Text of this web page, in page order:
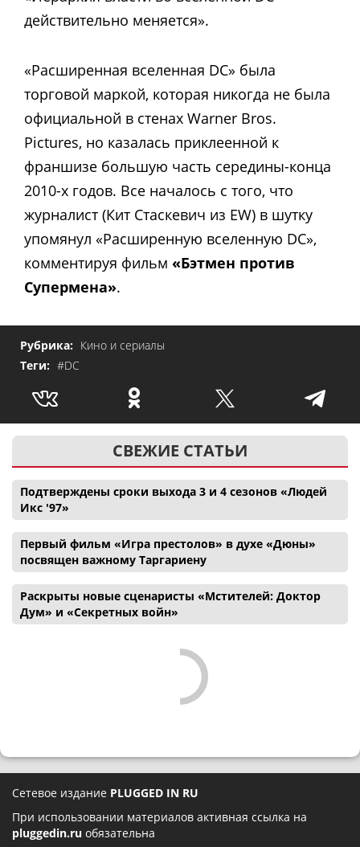
действительно меняется».
«Расширенная вселенная DC» была
торговой маркой, которая никогда не была
официальной в стенах Warner Bros.
Pictures, но казалась приклеенной к
франшизе большую часть середины-конца
2010-х годов. Все началось с того, что
журналист (Кит Стаскевич из EW) в шутку
упомянул «Расширенную вселенную DC»,
комментируя фильм «Бэтмен против
Супермена».
Рубрика: Кино и сериалы
Теги: #DC
СВЕЖИЕ СТАТЬИ
Подтверждены сроки выхода 3 и 4 сезонов «Людей
Икс '97»
Первый фильм «Игра престолов» в духе «Дюны»
посвящен важному Таргариену
Раскрыты новые сценаристы «Мстителей: Доктор
Дум» и «Секретных войн»
Сетевое издание PLUGGED IN RU
При использовании материалов активная ссылка на
pluggedin.ru обязательна